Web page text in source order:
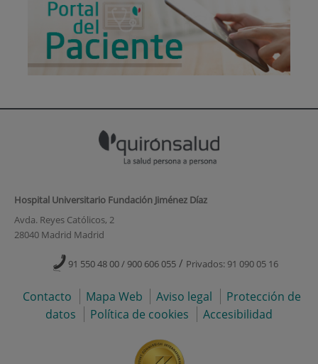
Hospital Universitario Fundación Jiménez Díaz
Avda. Reyes Católicos, 2
28040 Madrid Madrid
91 550 48 00 / 900 606 055 / Privados: 91 090 05 16
Contacto Mapa Web Aviso legal
Protección de
datos
Política de cookies Accesibilidad